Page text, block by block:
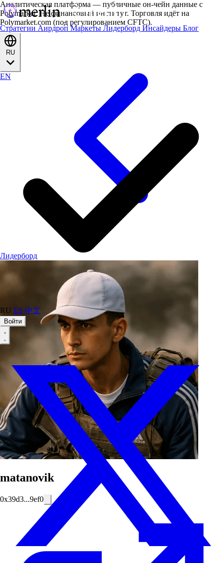
Стратегии АирдропМаркеты Лидерборд Инсайдеры Блог
EN
RU ES 中文
Войти
Аналитическая платформа — публичные он-чейн данные с
Polymarket. Не финансовый институт. Торговля идёт на
Polymarket.com (под регулированием CFTC).
Лидерборд
matanovik
0x39d3...9ef0